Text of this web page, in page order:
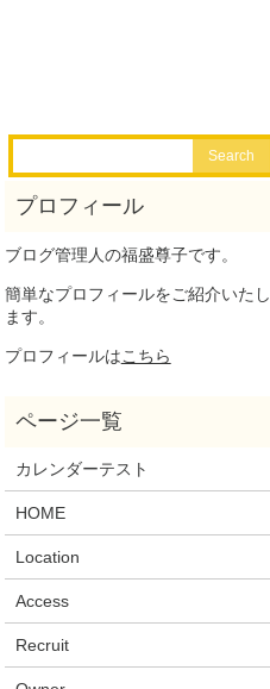
ブログ管理人の福盛尊子です。
簡単なプロフィールをご紹介いたし
ます。
プロフィールはこちら
カレンダーテスト
HOME
Location
Access
Recruit